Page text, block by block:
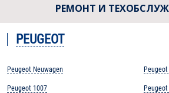
РЕМОНТ И
PEUGEOT
Peugeot Neuwagen
Peugeot 1007